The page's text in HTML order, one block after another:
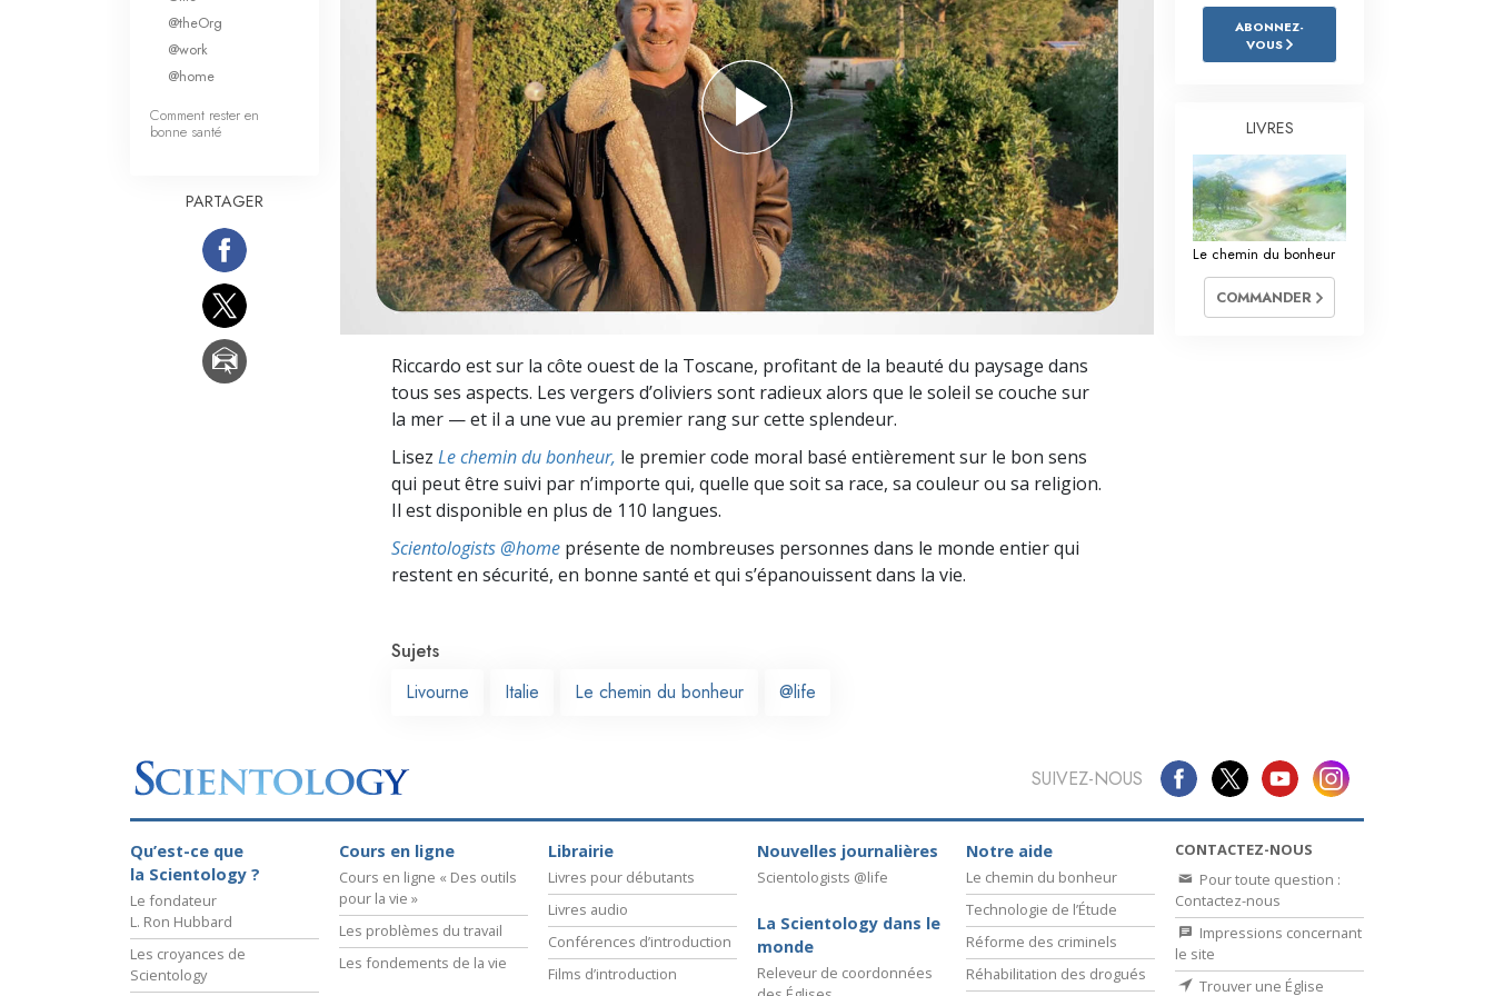
Qu’est-ce que la grandeur ? L’échelle des tons émotionnels
Réponses aux drogues
Les enfants
Des outils pour le monde du travail
L’éthique et les conditions
La raison de l’oppression
Les investigations
Les fondements de l’organisation
Riccardo est sur la côte ouest de la Toscane, profitant de la beauté du paysage dans
tous ses aspects. Les vergers d’oliviers sont radieux alors que le soleil se couche sur
la mer — et il a une vue au premier rang sur cette splendeur.
Lisez Le chemin du bonheur, le premier code moral basé entièrement sur le bon sens
qui peut être suivi par n’importe qui, quelle que soit sa race, sa couleur ou sa religion.
Il est disponible en plus de 110 langues.
Scientologists @home présente de nombreuses personnes dans le monde entier qui
restent en sécurité, en bonne santé et qui s’épanouissent dans la vie.
Sujets
Livourne
Italie Le chemin du bonheur @life
@theOrg
@work
@home
Comment rester en
bonne santé
PARTAGER
ABONNEZ-
VOUS
LIVRES
Le chemin du bonheur
COMMANDER
SUIVEZ-NOUS
Qu’est-ce que
la Scientology ?
Le fondateur
L. Ron Hubbard
Les croyances de
Scientology
Cours en ligne
Cours en ligne « Des outils
pour la vie »
Les problèmes du travail
Les fondements de la vie
Librairie
Livres pour débutants
Livres audio
Conférences d’introduction
Films d’introduction
Nouvelles journalières
Scientologists @life
La Scientology dans le
monde
Releveur de coordonnées
Notre aide
Le chemin du bonheur
Technologie de l’Étude
Réforme des criminels
Réhabilitation des drogués
CONTACTEZ-NOUS
Pour toute question :
Contactez-nous
Impressions concernant
le site
Trouver une Église